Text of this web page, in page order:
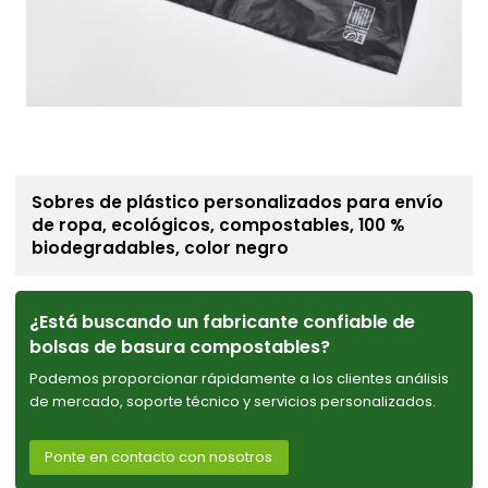
Sobres de plástico personalizados para envío
de ropa, ecológicos, compostables, 100 %
biodegradables, color negro
¿Está buscando un fabricante confiable de
bolsas de basura compostables?
Podemos proporcionar rápidamente a los clientes análisis
de mercado, soporte técnico y servicios personalizados.
Ponte en contacto con nosotros